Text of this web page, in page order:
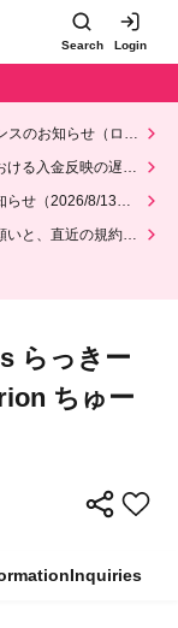
Search Login
スのお知らせ（ロー
ける入金反映の遅延
せ（2026/8/13～2
いと、直近の規約違
らっきー
ちゅー
Inquiries